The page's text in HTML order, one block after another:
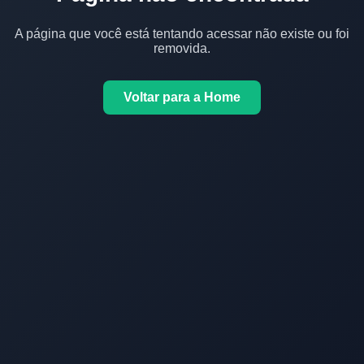
A página que você está tentando acessar não existe ou foi
removida.
Voltar para a Home